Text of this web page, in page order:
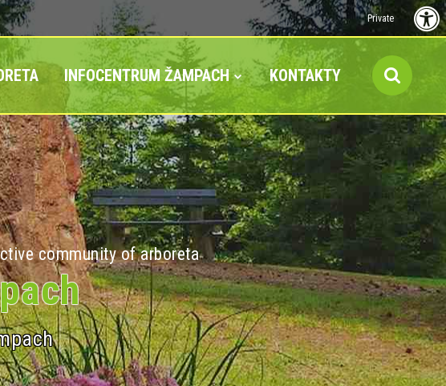
Private
INFOCENTRUM ŽAMPACH KONTAKTY
community of arboreta